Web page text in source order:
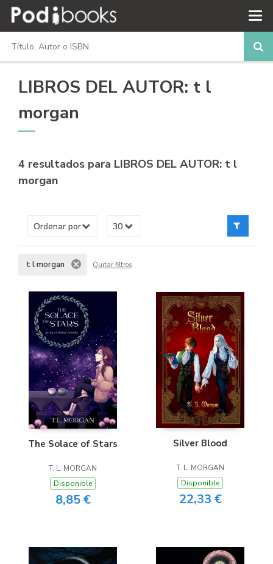
LIBROS DEL AUTOR: t l
morgan
4 resultados para LIBROS DEL AUTOR: t l
morgan
t l morgan Quitar filtros
The Solace of Stars
T. L. MORGAN
Disponible
8,85 €
Silver Blood
T. L. MORGAN
Disponible
22,33 €